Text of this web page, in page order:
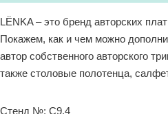
LЁNKA – это бренд авторских
Покажем, как и чем можно
автор собственного авторского
также столовые полотенца,
Стенд №: C9.4